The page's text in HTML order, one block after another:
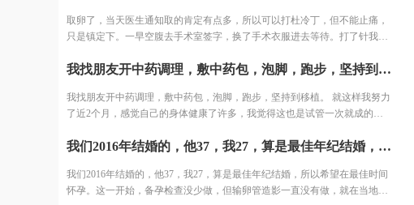
取卵了，当天医生通知取的肯定有点多，所以可以打杜冷丁，但不能止痛，
只是镇定下。一早空腹去手术室签字，换了手术衣服进去等待。打了针我就
结果出来了，取了22个，配对17个，结果冻胚5个囊胚1个。 取卵之后第三
少，可想而知多难受，短短几天，肚子如同怀孕几个月，全身鼓起来，吃不
好睡不好。 由于积液严重，直接住院治疗，期间对几种治疗的药物全部过
司买了人球白蛋白挂上，突然一晚跑了很多次厕所，第二天马上松快了许
轻，卵巢敏感，受到大量药物刺激，激素水平失调，再者就是血液里的电解
质缺失导致大量血液里的蛋白流失。
我找朋友开中药调理，敷中药包，泡脚，跑步，坚持到移植。 就这样我努力了近2个月，感觉自己的身体健康了许多，我觉得这也是试管一次就成的重要原因之一。 好不容易熬到了11月，B超医生一看内膜只有0.6cm，劝我取消移植，其实自己之前3次促排内膜都很好，这次内膜薄可能是因为周期长，内膜还没长起来，还有对补佳乐这个药根本不吸收，所以我还是坚持移植，医生说要平常心，但我看姐妹们的分享知道成功率可能只有1成不到了。 因为医生要求移植前三天每天塞2颗黄体酮，给移植做准备，我竟然忘了1次，又吓得不行，但是我想既然都到了现在，不想浪费这么多心血，再者调理了身体之后，我对自己有信心。 医生也就没说什么，直接签了风险书，等着隔天移植。 11月30号移植当天，我紧张半天，移植竟然一点感觉都没有。移植之后我直接回家了。
我找朋友开中药调理，敷中药包，泡脚，跑步，坚持到移植。 就这样我努力
了近2个月，感觉自己的身体健康了许多，我觉得这也是试管一次就成的重
移植，其实自己之前3次促排内膜都很好，这次内膜薄可能是因为周期长，
医生说要平常心，但我看姐妹们的分享知道成功率可能只有1成不到了。 因
为医生要求移植前三天每天塞2颗黄体酮，给移植做准备，我竟然忘了1次，
我们2016年结婚的，他37，我27，算是最佳年纪结婚，所以希望在最佳时间怀孕。这一开始，备孕检查没少做，但输卵管造影一直没有做，就在当地的医院耽搁了近一年时间，促排3次......激素药的副作用不说，浪费的时间才是最可惜的，所以第一我要提醒的是，不孕检查一定做全了，不然浪费时间查不到病因，不能对症下药。 坚持做了输卵管造影，结果左侧输卵管积水，右侧堵塞。我产科的闺蜜说可以做腹腔镜，也可以试管。但是想了了几天，我分析了自己的情况，觉得手术之后再尝试，万一没怀复发还是要去试管。再者也怕自己怀容易宫外孕，我家离三附院比较近，打算直接去三附院试管了。
我们2016年结婚的，他37，我27，算是最佳年纪结婚，所以希望在最佳时间
怀孕。这一开始，备孕检查没少做，但输卵管造影一直没有做，就在当地的